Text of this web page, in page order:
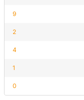
9
2
4
1
0